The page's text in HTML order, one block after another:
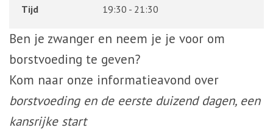
Tijd
19:30 - 21:30
Ben je zwanger en neem je je voor om
borstvoeding te geven?
Kom naar onze informatieavond over
borstvoeding en de eerste duizend dagen, een
kansrijke start